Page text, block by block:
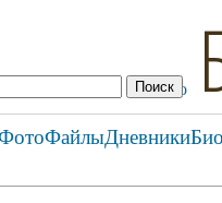
ФайлыДневники